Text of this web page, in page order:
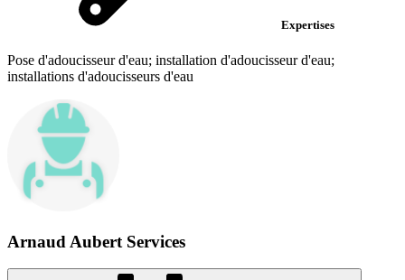
Expertises
Pose d'adoucisseur d'eau; installation d'adoucisseur d'eau;
installations d'adoucisseurs d'eau
Arnaud Aubert Services